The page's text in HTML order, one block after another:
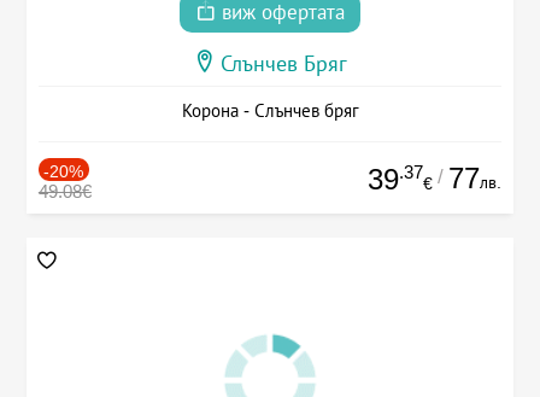
виж офертата
Слънчев Бряг
Корона - Слънчев бряг
-20%
49.08€ 39.37
€ / 77лв.